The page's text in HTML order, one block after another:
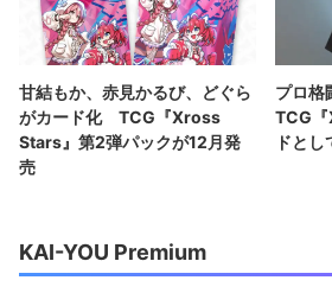
甘結もか、赤見かるび、どぐら
がカード化 TCG『Xross
Stars』第2弾パックが12月発
売
プロ格
TCG
ドと
KAI-YOU Premium